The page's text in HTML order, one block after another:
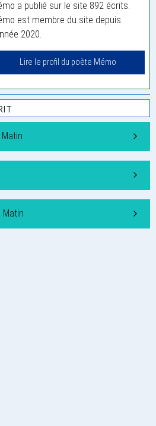
a publié sur le site 892 écrits.
est membre du site depuis
2020.
Lire le profil du poète Mémo
Matin